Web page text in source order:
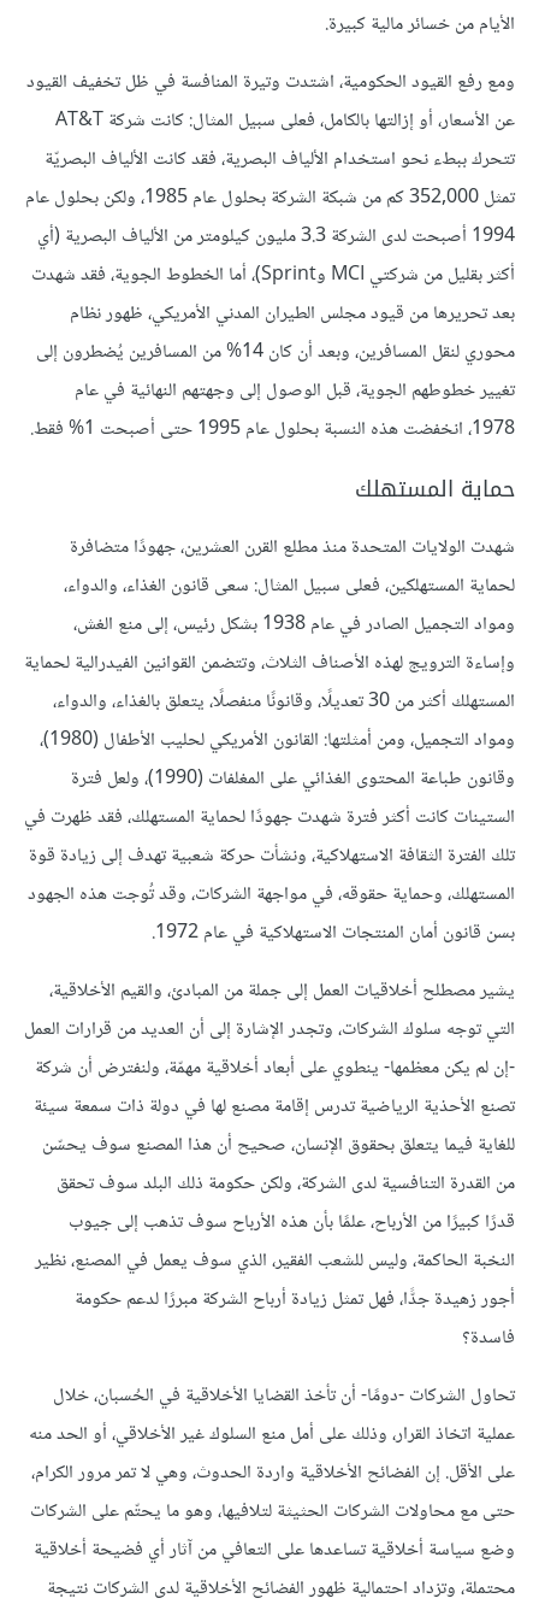
الأيام من خسائر مالية كبيرة.
ومع رفع القيود الحكومية، اشتدت وتيرة المنافسة في ظل تخفيف القيود
عن الأسعار، أو إزالتها بالكامل، فعلى سبيل المثال: كانت شركة AT&T
تتحرك ببطء نحو استخدام الألياف البصرية، فقد كانت الألياف البصريّة
تمثل 352,000 كم من شبكة الشركة بحلول عام 1985، ولكن بحلول عام
1994 أصبحت لدى الشركة 3.3 مليون كيلومتر من الألياف البصرية (أي
أكثر بقليل من شركتي MCI وSprint)، أما الخطوط الجوية، فقد شهدت
بعد تحريرها من قيود مجلس الطيران المدني الأمريكي، ظهور نظام
محوري لنقل المسافرين، وبعد أن كان 14% من المسافرين يُضطرون إلى
تغيير خطوطهم الجوية، قبل الوصول إلى وجهتهم النهائية في عام
1978، انخفضت هذه النسبة بحلول عام 1995 حتى أصبحت 1% فقط.
حماية المستهلك
شهدت الولايات المتحدة منذ مطلع القرن العشرين، جهودًا متضافرة
لحماية المستهلكين، فعلى سبيل المثال: سعى قانون الغذاء، والدواء،
ومواد التجميل الصادر في عام 1938 بشكل رئيس، إلى منع الغش،
وإساءة الترويج لهذه الأصناف الثلاث، وتتضمن القوانين الفيدرالية لحماية
المستهلك أكثر من 30 تعديلًا، وقانونًا منفصلًا، يتعلق بالغذاء، والدواء،
ومواد التجميل، ومن أمثلتها: القانون الأمريكي لحليب الأطفال (1980)،
وقانون طباعة المحتوى الغذائي على المغلفات (1990)، ولعل فترة
الستينات كانت أكثر فترة شهدت جهودًا لحماية المستهلك، فقد ظهرت في
تلك الفترة الثقافة الاستهلاكية، ونشأت حركة شعبية تهدف إلى زيادة قوة
المستهلك، وحماية حقوقه، في مواجهة الشركات، وقد تُوجت هذه الجهود
بسن قانون أمان المنتجات الاستهلاكية في عام 1972.
يشير مصطلح أخلاقيات العمل إلى جملة من المبادئ، والقيم الأخلاقية،
التي توجه سلوك الشركات، وتجدر الإشارة إلى أن العديد من قرارات العمل
-إن لم يكن معظمها- ينطوي على أبعاد أخلاقية مهمّة، ولنفترض أن شركة
تصنع الأحذية الرياضية تدرس إقامة مصنع لها في دولة ذات سمعة سيئة
للغاية فيما يتعلق بحقوق الإنسان، صحيح أن هذا المصنع سوف يحسّن
من القدرة التنافسية لدى الشركة، ولكن حكومة ذلك البلد سوف تحقق
قدرًا كبيرًا من الأرباح، علمًا بأن هذه الأرباح سوف تذهب إلى جيوب
النخبة الحاكمة، وليس للشعب الفقير، الذي سوف يعمل في المصنع، نظير
أجور زهيدة جدًّا، فهل تمثل زيادة أرباح الشركة مبررًا لدعم حكومة
فاسدة؟
تحاول الشركات -دومًا- أن تأخذ القضايا الأخلاقية في الحُسبان، خلال
عملية اتخاذ القرار، وذلك على أمل منع السلوك غير الأخلاقي، أو الحد منه
على الأقل. إن الفضائح الأخلاقية واردة الحدوث، وهي لا تمر مرور الكرام،
حتى مع محاولات الشركات الحثيثة لتلافيها، وهو ما يحتّم على الشركات
وضع سياسة أخلاقية تساعدها على التعافي من آثار أي فضيحة أخلاقية
محتملة، وتزداد احتمالية ظهور الفضائح الأخلاقية لدى الشركات نتيجة